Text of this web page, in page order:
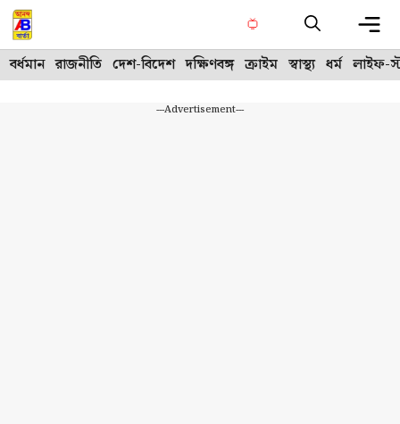
Skip
to
content
বর্ধমান রাজনীতি দেশ-বিদেশ দক্ষিণবঙ্গ ক্রাইম স্বাস্থ্য ধর্ম লাইফ-
---Advertisement---